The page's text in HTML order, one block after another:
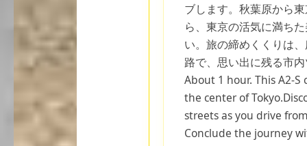
ブします。秋葉原から
ら、東京の活気に満ち
い。旅の締めくくりは
路で、思い出に残る市
About 1 hour. This A2-
the center of
streets as you drive
Conclude the journey